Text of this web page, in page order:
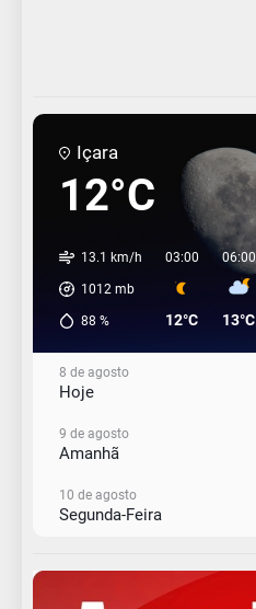
Içara
12°C
13.1 km/h
1012 mb
88 %
03:00
12°C
06:00
13°C
8 de agosto
Hoje
9 de agosto
Amanhã
10 de agosto
Segunda-Feira
Terça-Feira